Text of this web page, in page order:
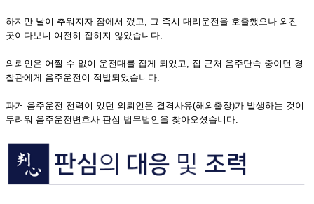
하지만 날이 추워지자 잠에서 깼고, 그 즉시 대리운전을 호출했으나 외진
곳이다보니 여전히 잡히지 않았습니다.
의뢰인은 어쩔 수 없이 운전대를 잡게 되었고, 집 근처 음주단속 중이던 경
찰관에게 음주운전이 적발되었습니다.
과거 음주운전 전력이 있던 의뢰인은 결격사유(해외출장)가 발생하는 것이
두려워 음주운전변호사 판심 법무법인을 찾아오셨습니다.